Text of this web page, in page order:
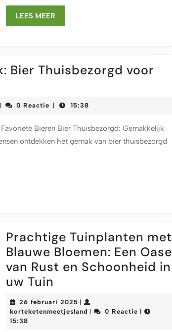
kleurrijke
toevoeging
tuin
LEES MEER
MEER
Bier Thuisbezorgd voor
0 Reactie 15:38
Bieren Bier Thuisbezorgd: Gemakkelijk
ontdekken het gemak van bier thuisbezorgd
Prachtige Tuinplanten met
Blauwe Bloemen: Een Oase
van Rust en Schoonheid in
uw Tuin
Tuinplanten
met
26 februari 2025 26
februari
korteketenmeetjesland korteketenmeetjesland
0 Reactie
15:38